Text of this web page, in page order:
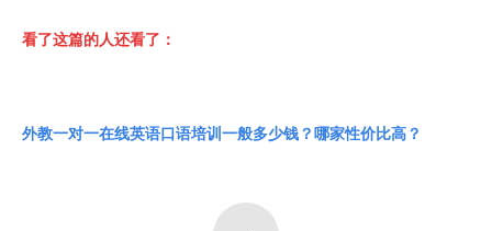
看了这篇的人还看了：
外教一对一在线英语口语培训一般多少钱？哪家性价比高？